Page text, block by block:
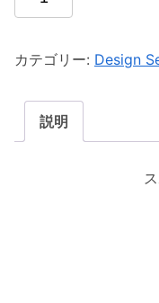
カテゴリー: Design
説明